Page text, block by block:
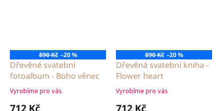
890 Kč –20 %
Dřevěné svatební
fotoalbum - Boho věnec
Průměrné
hodnocení
Vyrobíme pro vás
712 Kč
890 Kč –20 %
Dřevěná svatební kniha -
Flower heart
Průměrné
hodnocení
Vyrobíme pro vás
712 Kč